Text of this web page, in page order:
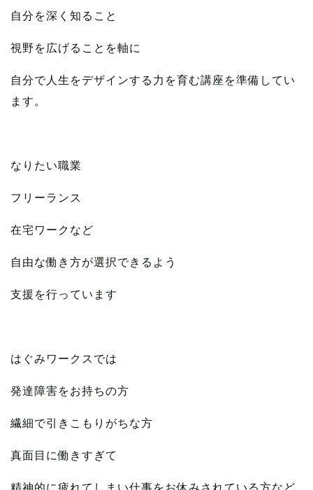
自分を深く知ること
視野を広げることを軸に
自分で人生をデザインする力を育む講座を準備してい
ます。
なりたい職業
フリーランス
在宅ワークなど
自由な働き方が選択できるよう
支援を行っています
はぐみワークスでは
発達障害をお持ちの方
繊細で引きこもりがちな方
真面目に働きすぎて
精神的に疲れてしまい仕事をお休みされている方など